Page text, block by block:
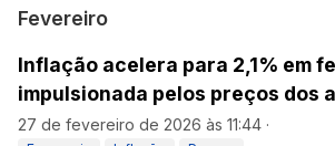
Fevereiro
Inflação acelera para 2,1% em
impulsionada pelos preços dos
27 de fevereiro de 2026 às 11:44 ·